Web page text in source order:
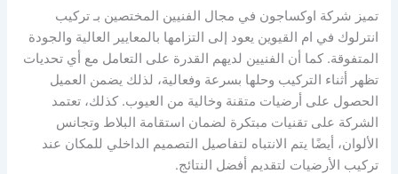
تميز شركة اوكساجون في مجال الفنيين المختصين بـ تركيب
انترلوك في ام القيوين يعود إلى التزامها بالمعايير العالية والجودة
المتفوقة. كما أن الفنيين لديهم القدرة على التعامل مع أي تحديات
تظهر أثناء التركيب وحلها بسرعة وفعالية، لذلك يضمن العميل
الحصول على أرضيات متقنة وخالية من العيوب. كذلك، تعتمد
الشركة على تقنيات مبتكرة لضمان استقامة البلاط وتجانس
الألوان، أيضًا يتم الانتباه لتفاصيل التصميم الداخلي للمكان عند
تركيب الأرضيات لتقديم أفضل النتائج.